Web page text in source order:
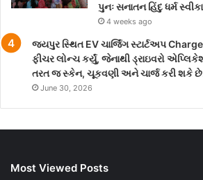
પુનઃ સનાતન હિંદુ ધર્મ
4 weeks ago
જયપુર સ્થિત EV ચાર્જિંગ સ્ટાર્ટઅપ
ફીચર લોન્ચ કર્યું, જેનાથી ડ્રાઇવરો
તરત જ સ્કેન, ચૂકવણી અને ચાર્જ કરી શકે
June 30, 2026
Most Viewed Posts